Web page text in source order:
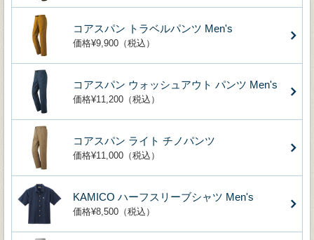
コアスパン トラベルパンツ Men's
価格¥9,900（税込）
コアスパン ウォッシュアウト パンツ Men's
価格¥11,200（税込）
コアスパン ライト チノパンツ
価格¥11,000（税込）
KAMICO ハーフスリーブシャツ Men's
価格¥8,500（税込）